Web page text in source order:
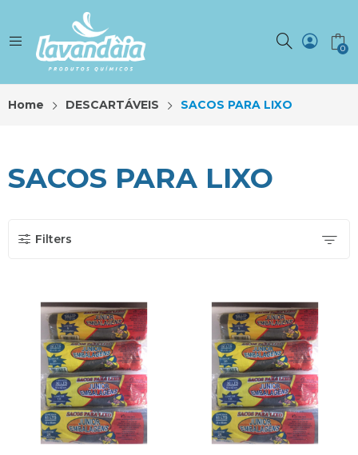
0
Home DESCARTÁVEIS SACOS PARA LIXO
SACOS PARA LIXO
Filters